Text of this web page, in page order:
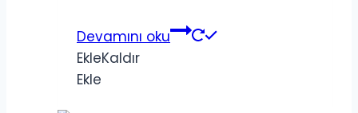
Devamını oku
EkleKaldır
Ekle